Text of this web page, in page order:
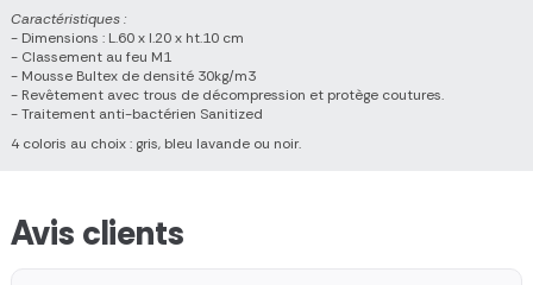
Caractéristiques :
- Dimensions : L.60 x l.20 x ht.10 cm
- Classement au feu M1
- Mousse Bultex de densité 30kg/m3
- Revêtement avec trous de décompression et protège coutures.
- Traitement anti-bactérien Sanitized
4 coloris au choix : gris, bleu lavande ou noir.
Avis clients